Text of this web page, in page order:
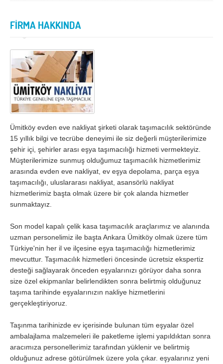
Kayseri Kırıkkale
Kırklareli Kırşehir
Kilis Kocaeli
Konya Kütahya
Malatya Manisa
Mardin Mersin
Muğla Muş
Nevşehir Niğde
Ordu
Samsun Siirt
Sinop Sivas
Şanlıurfa Şırnak
Tekirdağ Tokat
Uşak Van
Yalova Yozgat
FİRMA HAKKINDA
Ümitköy evden eve nakliyat şirketi olarak taşımacılık sektöründe
15 yıllık bilgi ve tecrübe deneyimi ile siz değerli müşterilerimize
şehir içi, şehirler arası eşya taşımacılığı hizmeti vermekteyiz.
Müşterilerimize sunmuş olduğumuz taşımacılık hizmetlerimiz
arasında evden eve nakliyat, ev eşya depolama, parça eşya
taşımacılığı, uluslararası nakliyat, asansörlü nakliyat
hizmetlerimiz başta olmak üzere bir çok alanda hizmetler
sunmaktayız.
Son model kapalı çelik kasa taşımacılık araçlarımız ve alanında
uzman personelimiz ile başta Ankara Ümitköy olmak üzere tüm
Türkiye'nin her il ve ilçesine eşya taşımacılığı hizmetlerimiz
mevcuttur. Taşımacılık hizmetleri öncesinde ücretsiz ekspertiz
desteği sağlayarak önceden eşyalarınızı görüyor daha sonra
size özel ekipmanlar belirlendikten sonra belirtmiş olduğunuz
taşıma tarihinde eşyalarınızın nakliye hizmetlerini
gerçekleştiriyoruz.
Taşınma tarihinizde ev içerisinde bulunan tüm eşyalar özel
ambalajlama malzemeleri ile paketleme işlemi yapıldıktan sonra
aracımıza personellerimiz tarafından yüklenir ve belirtmiş
olduğunuz adrese götürülmek üzere yola çıkar. eşyalarınız yeni